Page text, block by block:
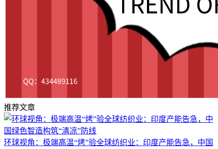
推荐文章
环球视角：极端高温“烤”验全球纺织业：印度产能告急，中国